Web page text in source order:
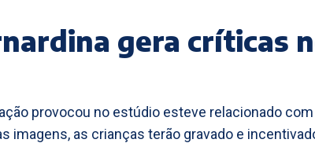
gera críticas
provocou no estúdio esteve relacionado
imagens, as crianças terão gravado e